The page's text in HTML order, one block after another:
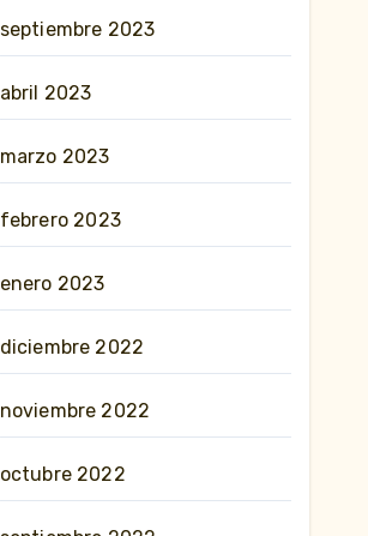
septiembre 2023
abril 2023
marzo 2023
febrero 2023
enero 2023
diciembre 2022
noviembre 2022
octubre 2022